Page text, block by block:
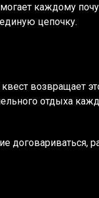
каждому
цепочку.
возвращает
отдыха